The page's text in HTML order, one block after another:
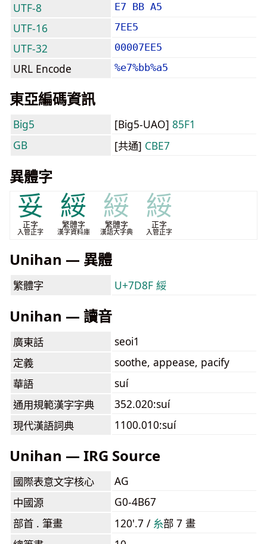
UTF-8 E7 BB A5
UTF-16 7EE5
UTF-32 00007EE5
URL Encode %e7%bb%a5
東亞編碼資訊
Big5 [Big5-UAO] 85F1
GB
[共通] CBE7
異體字
妥
正字
入管正字
綏
繁體字
漢字資料庫
綏
繁體字
漢語大字典
綏
正字
入管正字
Unihan — 異體
繁體字 U+7D8F 綏
Unihan — 讀音
廣東話
seoi1
定義
soothe, appease, pacify
華語
suí
通用規範漢字字典
352.020:suí
現代漢語詞典
1100.010:suí
Unihan — IRG Source
國際表意文字核心
AG
中國源
G0-4B67
部首 . 筆畫
120'.7 / ⽷部 7 畫